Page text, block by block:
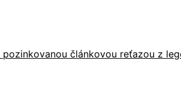
článkovou reťazou z